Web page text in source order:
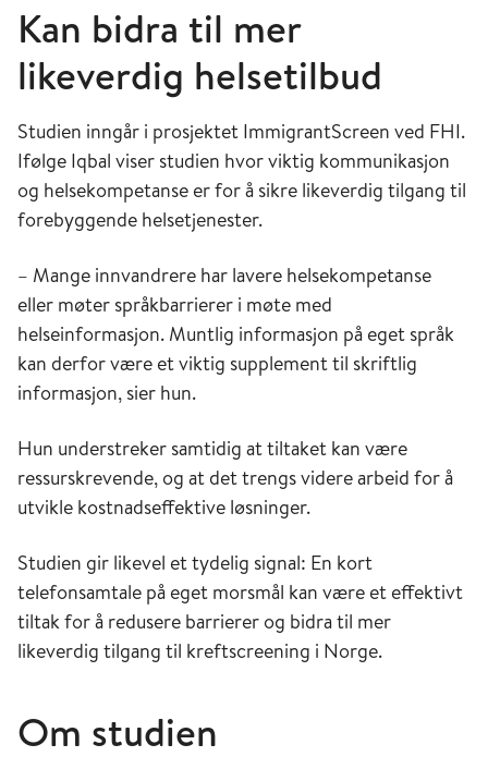
Kan bidra til mer
likeverdig helsetilbud
Studien inngår i prosjektet ImmigrantScreen ved FHI.
Ifølge Iqbal viser studien hvor viktig kommunikasjon
og helsekompetanse er for å sikre likeverdig tilgang til
forebyggende helsetjenester.
– Mange innvandrere har lavere helsekompetanse
eller møter språkbarrierer i møte med
helseinformasjon. Muntlig informasjon på eget språk
kan derfor være et viktig supplement til skriftlig
informasjon, sier hun.
Hun understreker samtidig at tiltaket kan være
ressurskrevende, og at det trengs videre arbeid for å
utvikle kostnadseffektive løsninger.
Studien gir likevel et tydelig signal: En kort
telefonsamtale på eget morsmål kan være et effektivt
tiltak for å redusere barrierer og bidra til mer
likeverdig tilgang til kreftscreening i Norge.
Om studien